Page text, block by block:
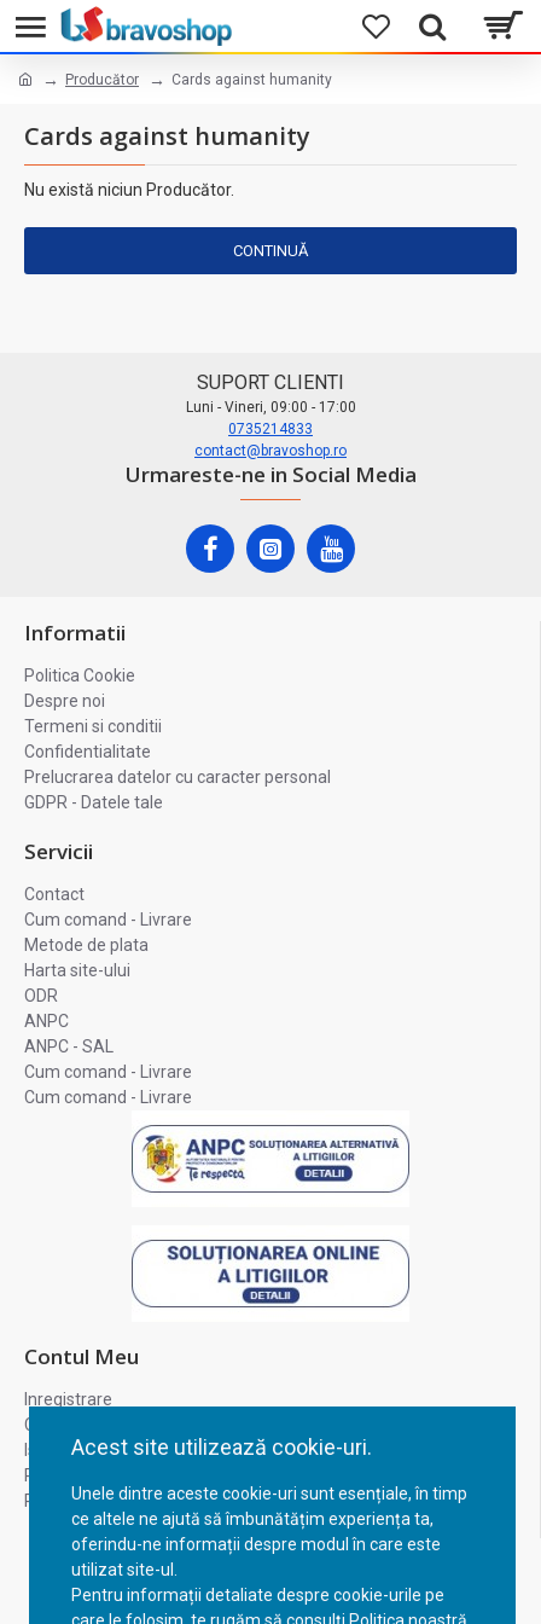
Acest site utilizează cookie-uri.
Unele dintre aceste cookie-uri sunt esențiale, în timp
ce altele ne ajută să îmbunătățim experiența ta,
oferindu-ne informații despre modul în care este
utilizat site-ul.
Pentru informații detaliate despre cookie-urile pe
Producător Cards against humanity
Cards against humanity
Nu există niciun Producător.
CONTINUĂ
SUPORT CLIENTI
Luni - Vineri, 09:00 - 17:00
0735214833
contact@bravoshop.ro
Urmareste-ne in Social Media
Informatii
Politica Cookie
Despre noi
Termeni si conditii
Confidentialitate
Prelucrarea datelor cu caracter personal
GDPR - Datele tale
Servicii
Contact
Cum comand - Livrare
Metode de plata
Harta site-ului
ODR
ANPC
ANPC - SAL
Cum comand - Livrare
Cum comand - Livrare
Contul Meu
Inregistrare
Contul meu
Istoric comenzi
Recuperare parola
Returnare produs